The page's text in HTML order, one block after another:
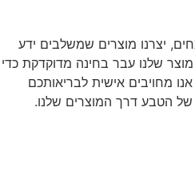
יצרנו מוצרים שמשלבים ידע
שלנו עבר בחינה מדוקדקת כדי
מחויבים אישית לבריאותכם
של הטבע דרך המוצרים שלנו.